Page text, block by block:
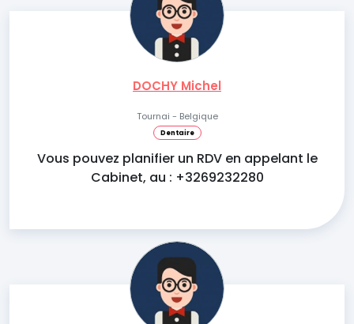
DOCHY Michel
Tournai - Belgique
Dentaire
Vous pouvez planifier un RDV en appelant le
Cabinet, au : +3269232280